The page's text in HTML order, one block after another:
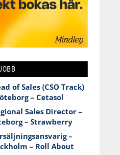
of Sales (CSO Track)
– Cetasol
Sales Director –
– Strawberry
–
– Roll About